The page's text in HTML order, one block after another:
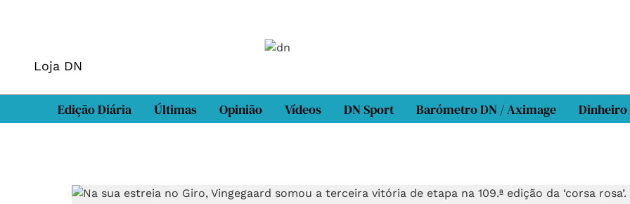
Loja DN
Edição Diária Últimas Opinião Vídeos DN Sport Barómetro DN / Aximage Dinheiro